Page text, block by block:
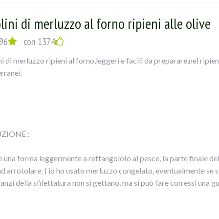
di merluzzo al forno ripieni alle olive
con 1374
di merluzzo ripieni al forno,leggeri e facili da preparare,nel
:
una forma leggermente a rettangoloIo al pesce, la parte finale
arrotolare; ( io ho usato merluzzo congelato, eventualmente se
della sfilettatura non si gettano, ma si può fare con essi una